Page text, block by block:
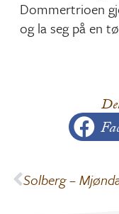
Dommertrioen
og la seg på en